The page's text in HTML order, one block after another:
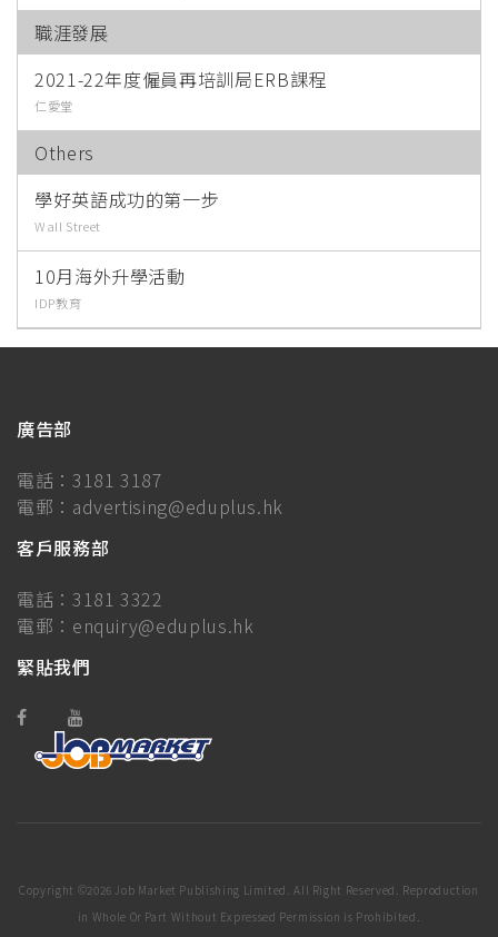
職涯發展
2021-22年度僱員再培訓局ERB課程
仁愛堂
Others
學好英語成功的第一步
Wall Street
10月海外升學活動
IDP教育
廣告部
電話： 3181 3187
電郵： advertising@eduplus.hk
客戶服務部
電話： 3181 3322
電郵： enquiry@eduplus.hk
緊貼我們
Copyright ©2026 Job Market Publishing Limited. All Right Reserved. Reproduction
in Whole Or Part Without Expressed Permission is Prohibited.